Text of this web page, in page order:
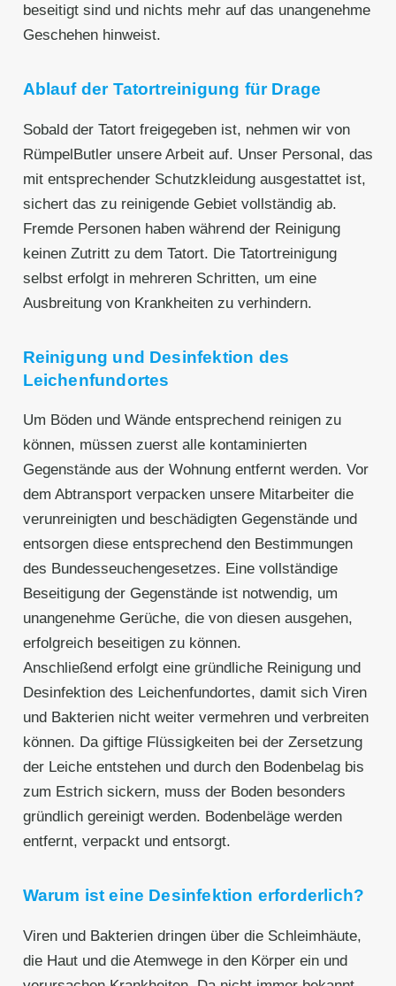
beseitigt sind und nichts mehr auf das unangenehme
Geschehen hinweist.
Ablauf der Tatortreinigung für Drage
Sobald der Tatort freigegeben ist, nehmen wir von
RümpelButler unsere Arbeit auf. Unser Personal, das
mit entsprechender Schutzkleidung ausgestattet ist,
sichert das zu reinigende Gebiet vollständig ab.
Fremde Personen haben während der Reinigung
keinen Zutritt zu dem Tatort. Die Tatortreinigung
selbst erfolgt in mehreren Schritten, um eine
Ausbreitung von Krankheiten zu verhindern.
Reinigung und Desinfektion des
Leichenfundortes
Um Böden und Wände entsprechend reinigen zu
können, müssen zuerst alle kontaminierten
Gegenstände aus der Wohnung entfernt werden. Vor
dem Abtransport verpacken unsere Mitarbeiter die
verunreinigten und beschädigten Gegenstände und
entsorgen diese entsprechend den Bestimmungen
des Bundesseuchengesetzes. Eine vollständige
Beseitigung der Gegenstände ist notwendig, um
unangenehme Gerüche, die von diesen ausgehen,
erfolgreich beseitigen zu können.
Anschließend erfolgt eine gründliche Reinigung und
Desinfektion des Leichenfundortes, damit sich Viren
und Bakterien nicht weiter vermehren und verbreiten
können. Da giftige Flüssigkeiten bei der Zersetzung
der Leiche entstehen und durch den Bodenbelag bis
zum Estrich sickern, muss der Boden besonders
gründlich gereinigt werden. Bodenbeläge werden
entfernt, verpackt und entsorgt.
Warum ist eine Desinfektion erforderlich?
Viren und Bakterien dringen über die Schleimhäute,
die Haut und die Atemwege in den Körper ein und